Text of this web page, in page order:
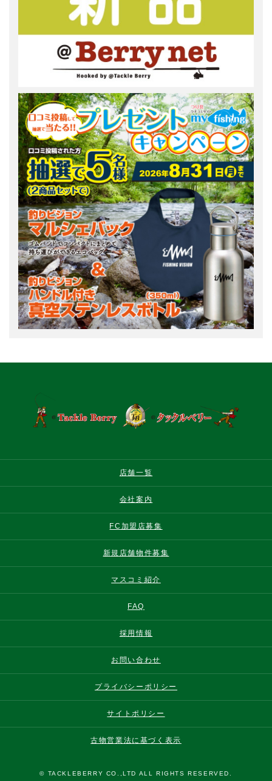
店舗一覧
会社案内
FC加盟店募集
新規店舗物件募集
マスコミ紹介
FAQ
採用情報
お問い合わせ
プライバシーポリシー
サイトポリシー
古物営業法に基づく表示
© TACKLEBERRY CO.,LTD ALL RIGHTS RESERVED.